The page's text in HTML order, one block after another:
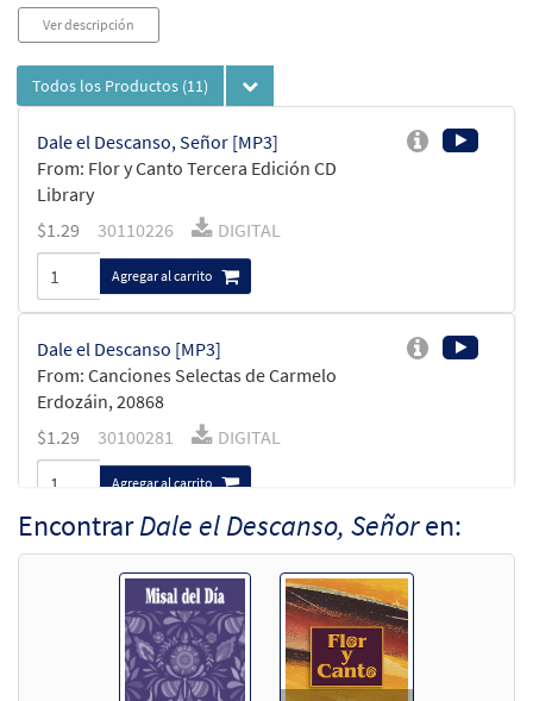
Ver descripción
Todos los Productos (11)
Dale el Descanso, Señor [MP3]
From: Flor y Canto Tercera Edición CD
Library
$1.29 30110226 DIGITAL
Agregar al carrito
Dale el Descanso [MP3]
From: Canciones Selectas de Carmelo
Erdozáin, 20868
$1.29 30100281 DIGITAL
Agregar al carrito
Dale el Descanso, Señor [Paquete de
Acompañamiento - Descargue]
from Canciones Selectas de Caremlo
30101168 DIGITAL
EncontrarDale el Descanso, Señoren: